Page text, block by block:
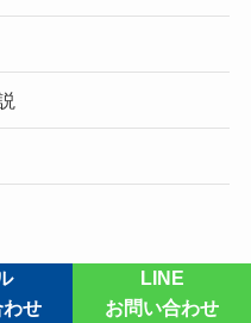
せ
LINE
お問い合わせ